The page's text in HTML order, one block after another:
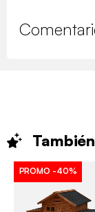
También
PROMO -40%